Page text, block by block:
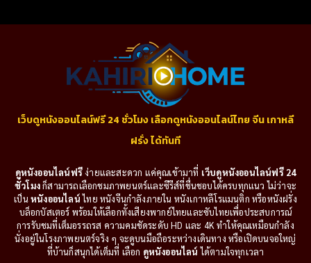
เว็บดูหนังออนไลน์ฟรี 24 ชั่วโมง เลือกดูหนังออนไลน์ไทย จีน เกาหลี
ฝรั่ง ได้ทันที
ดูหนังออนไลน์ฟรีง่ายและสะดวก แค่คุณเข้ามาที่ เว็บดูหนังออนไลน์ฟรี 24
ชั่วโมงก็สามารถเลือกชมภาพยนตร์และซีรีส์ที่ชื่นชอบได้ครบทุกแนว ไม่ว่าจะ
เป็นหนังออนไลน์ไทย หนังจีนกำลังภายใน หนังเกาหลีโรแมนติก หรือหนังฝรั่ง
บล็อกบัสเตอร์ พร้อมให้เลือกทั้งเสียงพากย์ไทยและซับไทยเพื่อประสบการณ์
การรับชมที่เต็มอรรถรส ความคมชัดระดับ HD และ 4K ทำให้คุณเหมือนกำลัง
นั่งอยู่ในโรงภาพยนตร์จริง ๆ จะดูบนมือถือระหว่างเดินทาง หรือเปิดบนจอใหญ่
ที่บ้านก็สนุกได้เต็มที่ เลือก ดูหนังออนไลน์ ได้ตามใจทุกเวลา